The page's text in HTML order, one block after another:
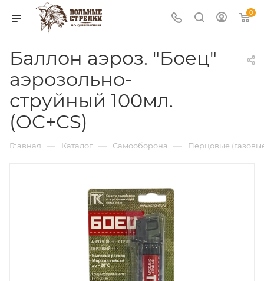
0
Баллон аэроз. "Боец"
аэрозольно-
струйный 100мл.
(OC+CS)
Главная — Каталог — Самооборона — Перцовые